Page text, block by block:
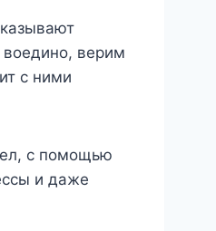
воедино, верим
с ними
с помощью
и даже